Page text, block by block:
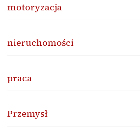
motoryzacja
nieruchomości
praca
Przemysł